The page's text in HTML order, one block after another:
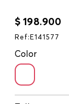
$ 198.900
Ref : E141577
Color